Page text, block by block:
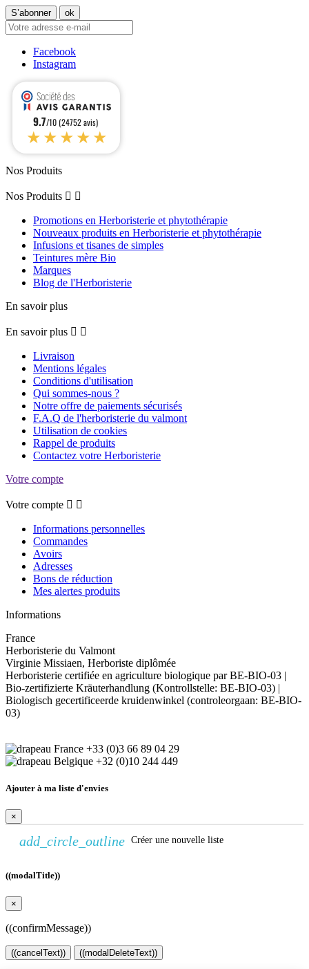
Continuer sans accepter
Facebook
Instagram
9.7/10 (24752 avis)
★★★★★
Nos Produits
Nos Produits  
Promotions en Herboristerie et phytothérapie
Nouveaux produits en Herboristerie et phytothérapie
Infusions et tisanes de simples
Teintures mère Bio
Marques
Blog de l'Herboristerie
En savoir plus
En savoir plus  
Livraison
Mentions légales
Conditions d'utilisation
Qui sommes-nous ?
Notre offre de paiements sécurisés
F.A.Q de l'herboristerie du valmont
Utilisation de cookies
Rappel de produits
Contactez votre Herboristerie
Votre compte
Votre compte  
Informations personnelles
Commandes
Avoirs
Adresses
Bons de réduction
Mes alertes produits
Informations
France
Herboristerie du Valmont
Virginie Missiaen, Herboriste diplômée
Herboristerie certifiée en agriculture biologique par BE-BIO-03 |
Bio-zertifizierte Kräuterhandlung (Kontrollstelle: BE-BIO-03) |
Biologisch gecertificeerde kruidenwinkel (controleorgaan: BE-BIO-
03)
+33 (0)3 66 89 04 29
+32 (0)10 244 449
Ajouter à ma liste d'envies
×
add_circle_outline Créer une nouvelle liste
((modalTitle))
×
((confirmMessage))
((cancelText)) ((modalDeleteText))